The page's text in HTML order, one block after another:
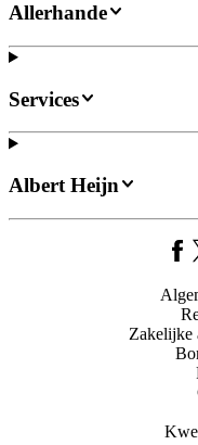
Allerhande
Services
Albert Heijn
Zakelijke